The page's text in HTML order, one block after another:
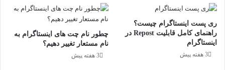
چطور نام چت‌ های اینستاگرام به
نام‌ مستعار تغییر دهیم؟
3 هفته پیش
ری پست اینستاگرام چیست؟
راهنمای کامل قابلیت Repost در
اینستاگرام
3 هفته پیش